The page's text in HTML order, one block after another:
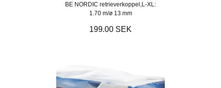
BE NORDIC retrieverkoppel,L-XL:
1.70 m/ø 13 mm
199.00 SEK